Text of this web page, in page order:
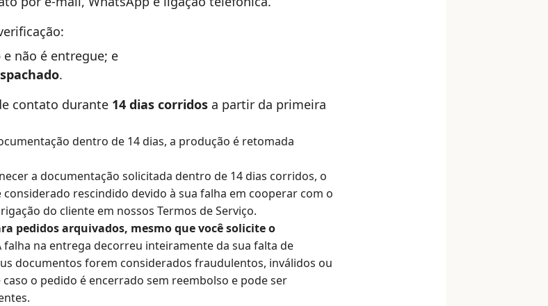
e não é entregue; e
.
contato durante 14 dias corridos a partir da primeira
dentro de 14 dias, a produção é retomada
a documentação solicitada dentro de 14 dias corridos, o
considerado rescindido devido à sua falha em cooperar com o
do cliente em nossos Termos de Serviço.
pedidos arquivados, mesmo que você solicite o
falha na entrega decorreu inteiramente da sua falta de
documentos forem considerados fraudulentos, inválidos ou
o pedido é encerrado sem reembolso e pode ser